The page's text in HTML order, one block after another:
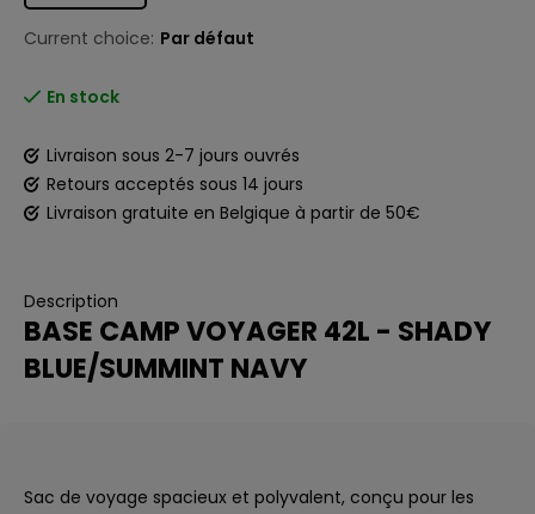
Current choice: Par défaut
En stock
Livraison sous 2-7 jours ouvrés
Retours acceptés sous 14 jours
Livraison gratuite en Belgique à partir de 50€
Description
BASE CAMP VOYAGER 42L - SHADY
BLUE/SUMMINT NAVY
Sac de voyage spacieux et polyvalent, conçu pour les